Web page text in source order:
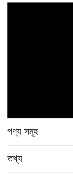
পণ্য সমূহ
তথ্য